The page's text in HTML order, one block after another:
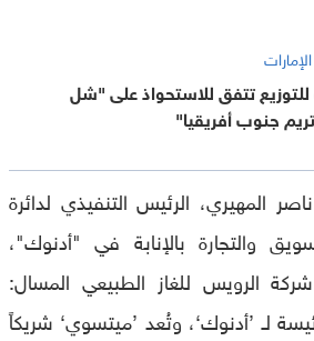
تتفق للاستحواذ على "شل
جنوب أفريقيا"
المهيري، الرئيس التنفيذي لدائرة
والتجارة بالإنابة في "أدنوك"،
الرويس للغاز الطبيعي المسال:
لـ ’أدنوك‘، وتُعد ’ميتسوي‘ شريكاً